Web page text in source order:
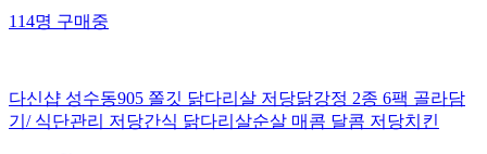
114명구매중
다신샵 성수동905 쫄깃 닭다리살 저당닭강정 2종 6팩 골라담
기/ 식단관리 저당간식 닭다리살순살 매콤 달콤 저당치킨